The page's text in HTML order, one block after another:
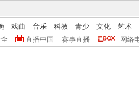
戏曲 音乐 科教 青少 文化
艺术
直播中国 赛事直播 网络